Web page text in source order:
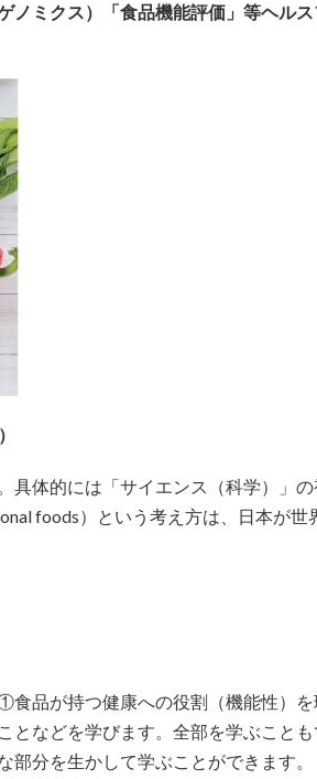
ノミクス）「食品機能評価」等ヘル
具体的には「サイエンス（科学）」
foods）という考え方は、日本が
品が持つ健康への役割（機能性）
などを学びます。全部を学ぶこと
分を生かして学ぶことができます